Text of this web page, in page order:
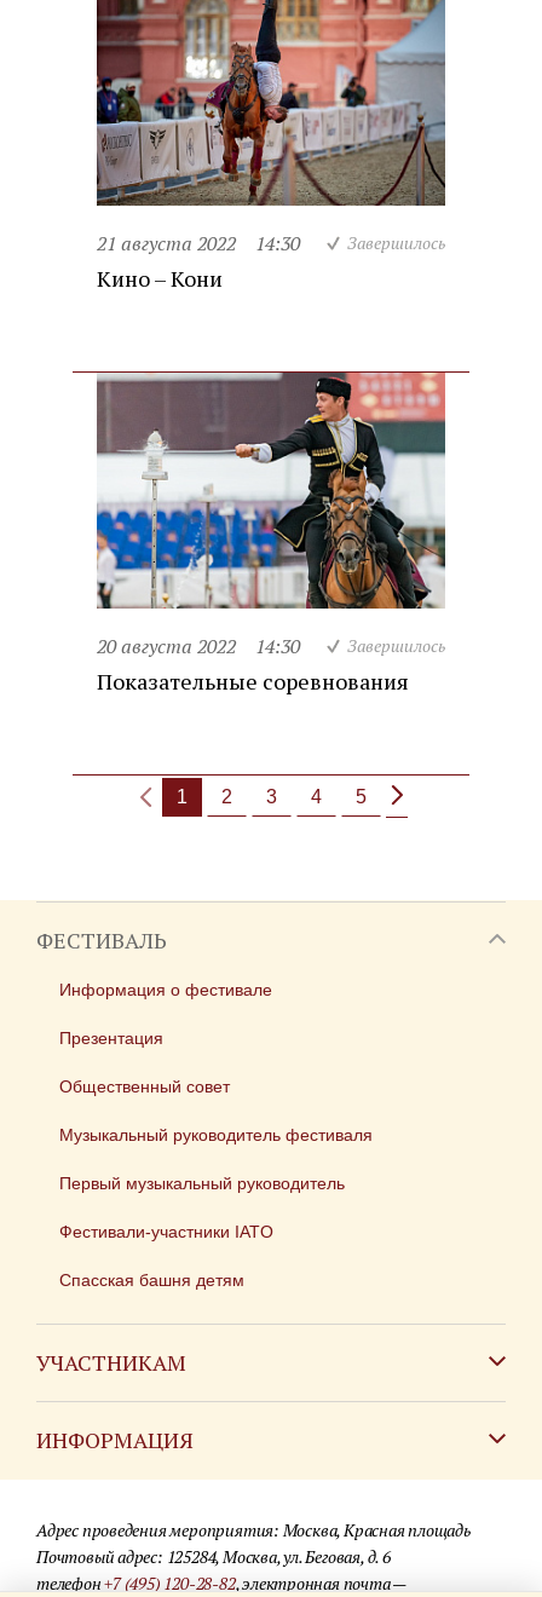
21 августа 2022 14:30 Завершилось
Кино – Кони
20 августа 2022 14:30 Завершилось
Показательные соревнования
1 2 3 4 5
ФЕСТИВАЛЬ
Информация о фестивале
Презентация
Общественный совет
Музыкальный руководитель фестиваля
Первый музыкальный руководитель
Фестивали-участники IATO
Спасская башня детям
УЧАСТНИКАМ
ИНФОРМАЦИЯ
Для СМИ
Где купить билеты
Адрес проведения мероприятия: Москва, Красная площадь
Почтовый адрес: 125284, Москва, ул. Беговая, д. 6
телефон+7 (495) 120-28-82, электронная почта —